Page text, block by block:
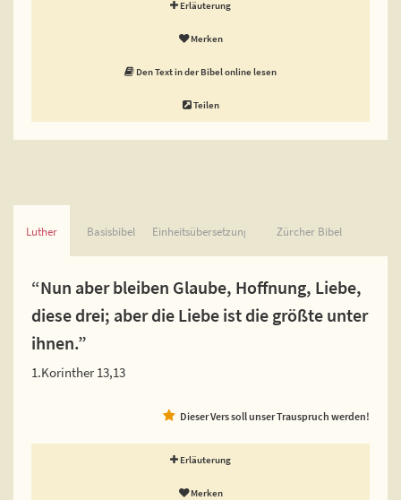
Erläuterung
Merken
Den Text in der Bibel online lesen
Teilen
Luther Basisbibel Einheitsübersetzung Zürcher Bibel
“Nun aber bleiben Glaube, Hoffnung, Liebe,
diese drei; aber die Liebe ist die größte unter
ihnen.”
1.Korinther 13,13
Dieser Vers soll unser Trauspruch werden!
Erläuterung
Merken